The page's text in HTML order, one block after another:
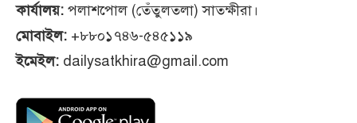
কার্যালয়: পলাশপোল (তেঁতুলতলা) সাতক্ষীরা।
মোবাইল: +৮৮০১৭৪৬-৫৪৫১১৯
ইমেইল: dailysatkhira@gmail.com